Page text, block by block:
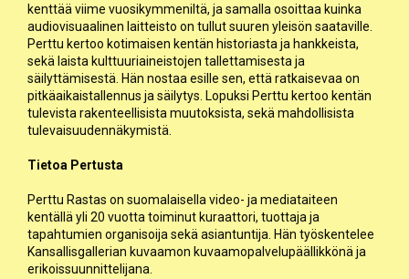
kenttää viime vuosikymmeniltä, ja samalla osoittaa kuinka
audiovisuaalinen laitteisto on tullut suuren yleisön saataville.
Perttu kertoo kotimaisen kentän historiasta ja hankkeista,
sekä laista kulttuuriaineistojen tallettamisesta ja
säilyttämisestä. Hän nostaa esille sen, että ratkaisevaa on
pitkäaikaistallennus ja säilytys. Lopuksi Perttu kertoo kentän
tulevista rakenteellisista muutoksista, sekä mahdollisista
tulevaisuudennäkymistä.
Tietoa Pertusta
Perttu Rastas on suomalaisella video- ja mediataiteen
kentällä yli 20 vuotta toiminut kuraattori, tuottaja ja
tapahtumien organisoija sekä asiantuntija. Hän työskentelee
Kansallisgallerian kuvaamon kuvaamopalvelupäällikkönä ja
erikoissuunnittelijana.